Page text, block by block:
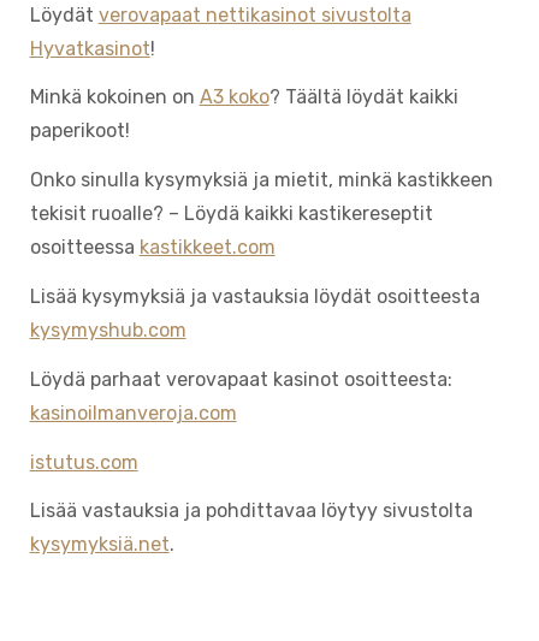
Löydät verovapaat nettikasinot sivustolta
Hyvatkasinot!
Minkä kokoinen on A3 koko? Täältä löydät kaikki
paperikoot!
Onko sinulla kysymyksiä ja mietit, minkä kastikkeen
tekisit ruoalle? – Löydä kaikki kastikereseptit
osoitteessa kastikkeet.com
Lisää kysymyksiä ja vastauksia löydät osoitteesta
kysymyshub.com
Löydä parhaat verovapaat kasinot osoitteesta:
kasinoilmanveroja.com
istutus.com
Lisää vastauksia ja pohdittavaa löytyy sivustolta
kysymyksiä.net.